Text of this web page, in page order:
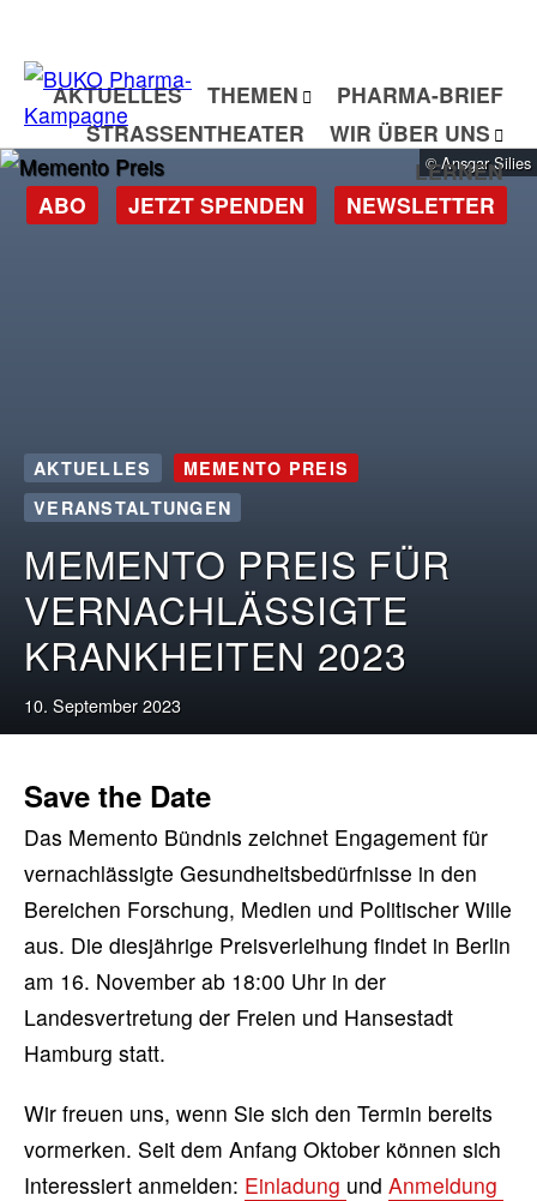
Inhalt
springenAKTUELLES THEMEN
PHARMA-BRIEF
STRASSENTHEATER
WIR ÜBER UNS
LERNEN
ABO
JETZT SPENDEN NEWSLETTER
© Ansgar Silies
AKTUELLES
MEMENTO PREIS
VERANSTALTUNGEN
MEMENTO PREIS FÜR
VERNACHLÄSSIGTE
KRANKHEITEN 2023
10. September 2023
Save the Date
Das Memento Bündnis zeichnet Engagement für
vernachlässigte Gesundheitsbedürfnisse in den
Bereichen Forschung, Medien und Politischer Wille
aus. Die diesjährige Preisverleihung findet in Berlin
am 16. November ab 18:00 Uhr in der
Landesvertretung der Freien und Hansestadt
Hamburg statt.
Wir freuen uns, wenn Sie sich den Termin bereits
vormerken. Seit dem Anfang Oktober können sich
Interessiert anmelden: Einladung und Anmeldung